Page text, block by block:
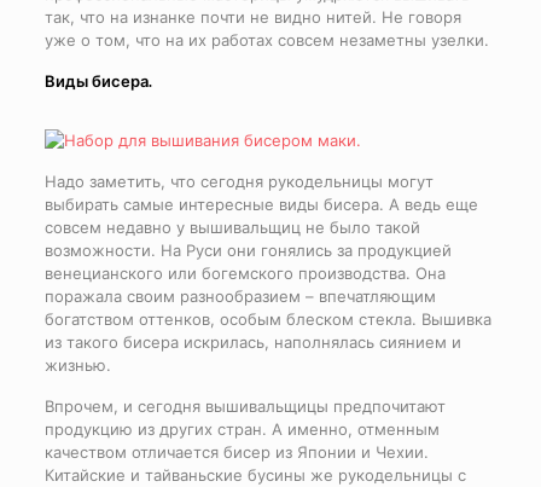
так, что на изнанке почти не видно нитей. Не говоря
уже о том, что на их работах совсем незаметны узелки.
Виды бисера.
Надо заметить, что сегодня рукодельницы могут
выбирать самые интересные виды бисера. А ведь еще
совсем недавно у вышивальщиц не было такой
возможности. На Руси они гонялись за продукцией
венецианского или богемского производства. Она
поражала своим разнообразием – впечатляющим
богатством оттенков, особым блеском стекла. Вышивка
из такого бисера искрилась, наполнялась сиянием и
жизнью.
Впрочем, и сегодня вышивальщицы предпочитают
продукцию из других стран. А именно, отменным
качеством отличается бисер из Японии и Чехии.
Китайские и тайваньские бусины же рукодельницы с